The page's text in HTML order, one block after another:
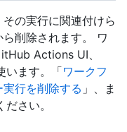
の実行に関連付けら
削除されます。 ワ
Actions UI、
います。「ワークフ
行を削除する 」、ま
さい。